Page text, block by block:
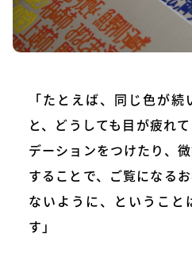
「たとえば、同じ色が
と、どうしても目が疲れ
デーションをつけたり、
することで、ご覧になる
ないように、ということ
す」